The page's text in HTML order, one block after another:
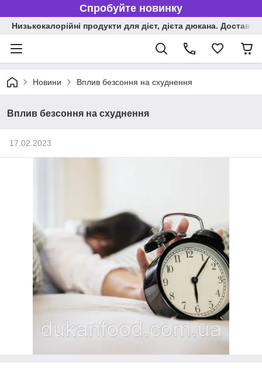
Спробуйте новинку
Низькокалорійні продукти для дієт, дієта дюкана. Доставка
Новини Вплив безсоння на схуднення
Вплив безсоння на схуднення
17.02.2023